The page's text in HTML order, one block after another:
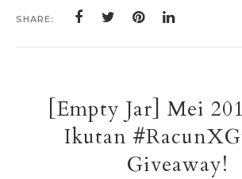
SHARE:
[Empty Jar] Mei
Ikutan
Giveaway!